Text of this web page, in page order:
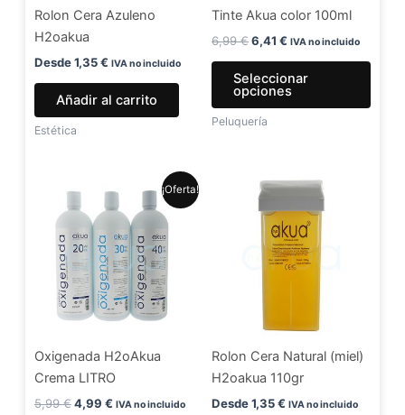
Rolon Cera Azuleno
H2oakua
Desde1,35€ IVA no incluido
Añadir al carrito
Estética
Tinte Akua color 100ml
6,99€6,41 € IVA no incluido
Seleccionar
opciones
en
Peluquería
¡Oferta!
Oxigenada H2oAkua
Crema LITRO
5,99€
original
era:
5,99 €.
4,99 €
precio
actual
4,99 €.
IVA no incluido
Este
producto
pueden
elegir
Rolon Cera Natural (miel)
H2oakua 110gr
Desde1,35€ IVA no incluido